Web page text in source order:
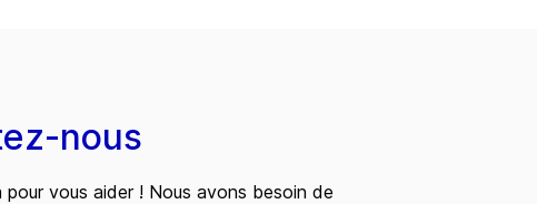
nous
pour vous aider ! Nous avons besoin de